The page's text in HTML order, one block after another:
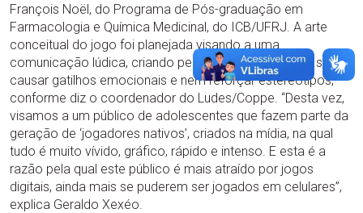
François Noël, do Programa de Pós-graduação em
Farmacologia e Química Medicinal, do ICB/UFRJ. A arte
conceitual do jogo foi planejada visando a uma
comunicação lúdica, criando personagens inclusivos, sem
causar gatilhos emocionais e nem reforçar estereótipos,
conforme diz o coordenador do Ludes/Coppe. “Desta vez,
visamos a um público de adolescentes que fazem parte da
geração de ‘jogadores nativos’, criados na mídia, na qual
tudo é muito vívido, gráfico, rápido e intenso. E esta é a
razão pela qual este público é mais atraído por jogos
digitais, ainda mais se puderem ser jogados em celulares”,
explica Geraldo Xexéo.